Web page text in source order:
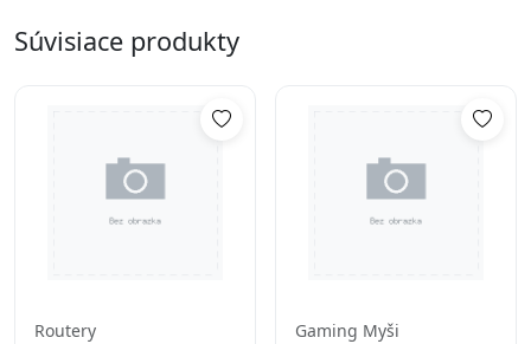
Súvisiace produkty
Routery
Gaming Myši